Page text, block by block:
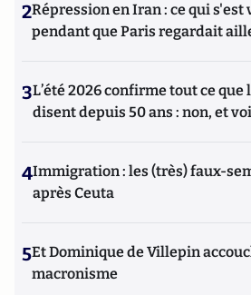
2Répression en Iran : ce qui
pendant que Paris regardait
3L’été 2026 confirme tout ce que
disent depuis 50 ans : non, et
4Immigration : les (très) faux-
après Ceuta
5Et Dominique de Villepin
macronisme